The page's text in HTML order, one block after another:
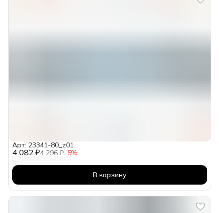
4 082 ₽4 296 ₽−5%
Арт: 23341-80_z01
В корзину